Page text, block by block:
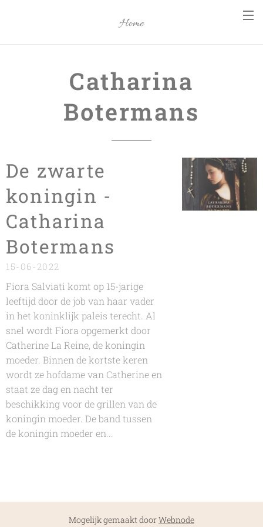
Home
Catharina
Botermans
De zwarte
koningin -
Catharina
Botermans
15-06-2022
Fiora Salviati komt op 15-jarige
leeftijd door de job van haar vader
in het koninklijk paleis terecht. Al
snel wordt Fiora opgemerkt door
Catherine La Reine, de koningin
moeder. Binnen de kortste keren
wordt ze hofdame van Catherine en
staat ze dag en nacht ter
beschikking voor de grillen van de
koningin moeder. De band tussen
de koningin moeder en...
Mogelijk gemaakt doorWebnode